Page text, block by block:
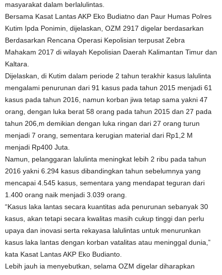
masyarakat dalam berlalulintas.
Bersama Kasat Lantas AKP Eko Budiatno dan Paur Humas Polres
Kutim Ipda Ponimin, dijelaskan, OZM 2917 digelar berdasarkan
Berdasarkan Rencana Operasi Kepolisian terpusat Zebra
Mahakam 2017 di wilayah Kepolisian Daerah Kalimantan Timur dan
Kaltara.
Dijelaskan, di Kutim dalam periode 2 tahun terakhir kasus lalulinta
mengalami penurunan dari 91 kasus pada tahun 2015 menjadi 61
kasus pada tahun 2016, namun korban jiwa tetap sama yakni 47
orang, dengan luka berat 58 orang pada tahun 2015 dan 27 pada
tahun 206,m demikian dengan luka ringan dari 27 orang turun
menjadi 7 orang, sementara kerugian material dari Rp1,2 M
menjadi Rp400 Juta.
Namun, pelanggaran lalulinta meningkat lebih 2 ribu pada tahun
2016 yakni 6.294 kasus dibandingkan tahun sebelumnya yang
mencapai 4.545 kasus, sementara yang mendapat teguran dari
1.400 orang naik menjadi 3.039 orang.
“Kasus laka lantas secara kuantitas ada penurunan sebanyak 30
kasus, akan tetapi secara kwalitas masih cukup tinggi dan perlu
upaya dan inovasi serta rekayasa lalulintas untuk menurunkan
kasus laka lantas dengan korban vatalitas atau meninggal dunia,”
kata Kasat Lantas AKP Eko Budianto.
Lebih jauh ia menyebutkan, selama OZM digelar diharapkan